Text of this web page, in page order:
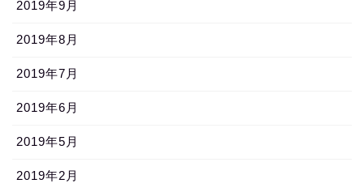
2019年9月
2019年8月
2019年7月
2019年6月
2019年5月
2019年2月